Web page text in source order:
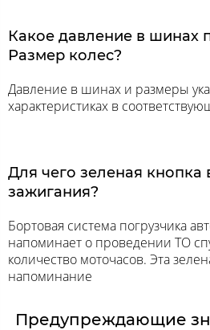
Какое давление в шинах
Размер колес?
Давление в шинах и размеры
характеристиках в
Для чего зеленая кнопка
зажигания?
Бортовая система погрузчика
напоминает о проведении ТО
количество моточасов. Эта
напоминание
Предупреждающие